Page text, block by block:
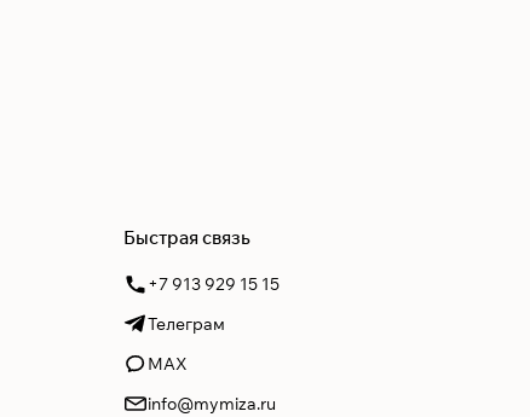
Быстрая связь
+7 913 929 15 15
Телеграм
MAX
info@mymiza.ru